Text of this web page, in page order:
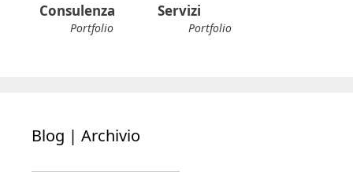
Portfolio Portfolio